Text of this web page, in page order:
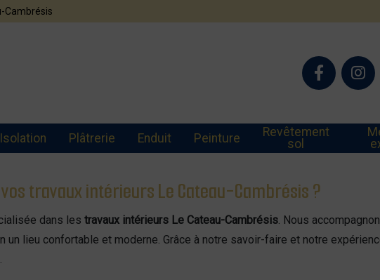
Cambrésis
Isolation Plâtrerie Enduit Peinture
Revêtement
sol
travaux intérieurs Le Cateau-Cambrésis ?
dans les travaux intérieurs Le Cateau-Cambrésis. Nous
un lieu confortable et moderne. Grâce à notre savoir-faire et notre